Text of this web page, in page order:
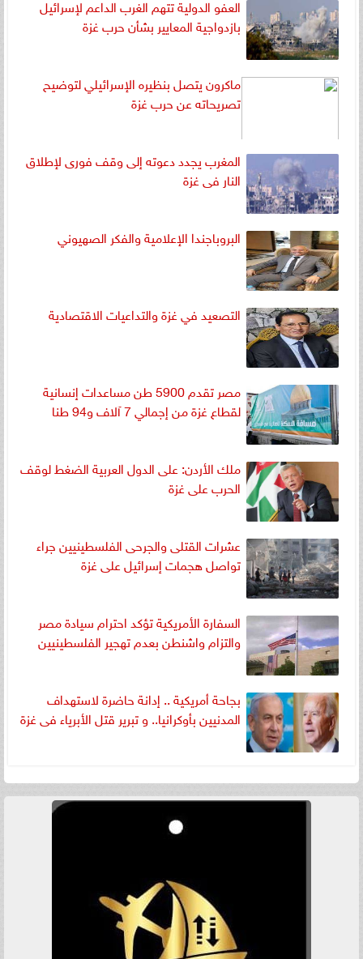
العفو الدولية تتهم الغرب الداعم لإسرائيل
بازدواجية المعايير بشأن حرب غزة
ماكرون يتصل بنظيره الإسرائيلي لتوضيح
تصريحاته عن حرب غزة
المغرب يجدد دعوته إلى وقف فورى لإطلاق
النار فى غزة
البروباجندا الإعلامية والفكر الصهيوني
التصعيد في غزة والتداعيات الاقتصادية
مصر تقدم 5900 طن مساعدات إنسانية
لقطاع غزة من إجمالي 7 آلاف و94 طنا
ملك الأردن: على الدول العربية الضغط لوقف
الحرب على غزة
عشرات القتلى والجرحى الفلسطينيين جراء
تواصل هجمات إسرائيل على غزة
السفارة الأمريكية تؤكد احترام سيادة مصر
والتزام واشنطن بعدم تهجير الفلسطينيين
بجاحة أمريكية .. إدانة حاضرة لاستهداف
المدنيين بأوكرانيا.. و تبرير قتل الأبرياء فى غزة